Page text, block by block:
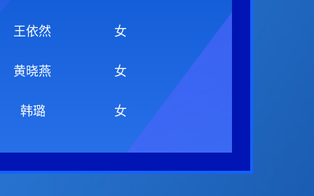
王依然 女
黄晓燕 女
韩璐 女